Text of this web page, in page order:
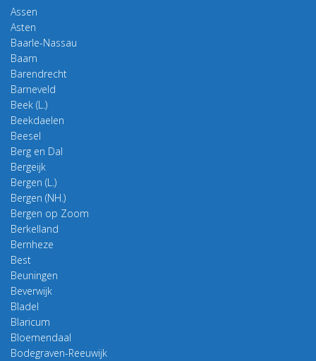
Assen
Asten
Baarle-Nassau
Baarn
Barendrecht
Barneveld
Beek (L.)
Beekdaelen
Beesel
Berg en Dal
Bergeijk
Bergen (L.)
Bergen (NH.)
Bergen op Zoom
Berkelland
Bernheze
Best
Beuningen
Beverwijk
Bladel
Blaricum
Bloemendaal
Bodegraven-Reeuwijk